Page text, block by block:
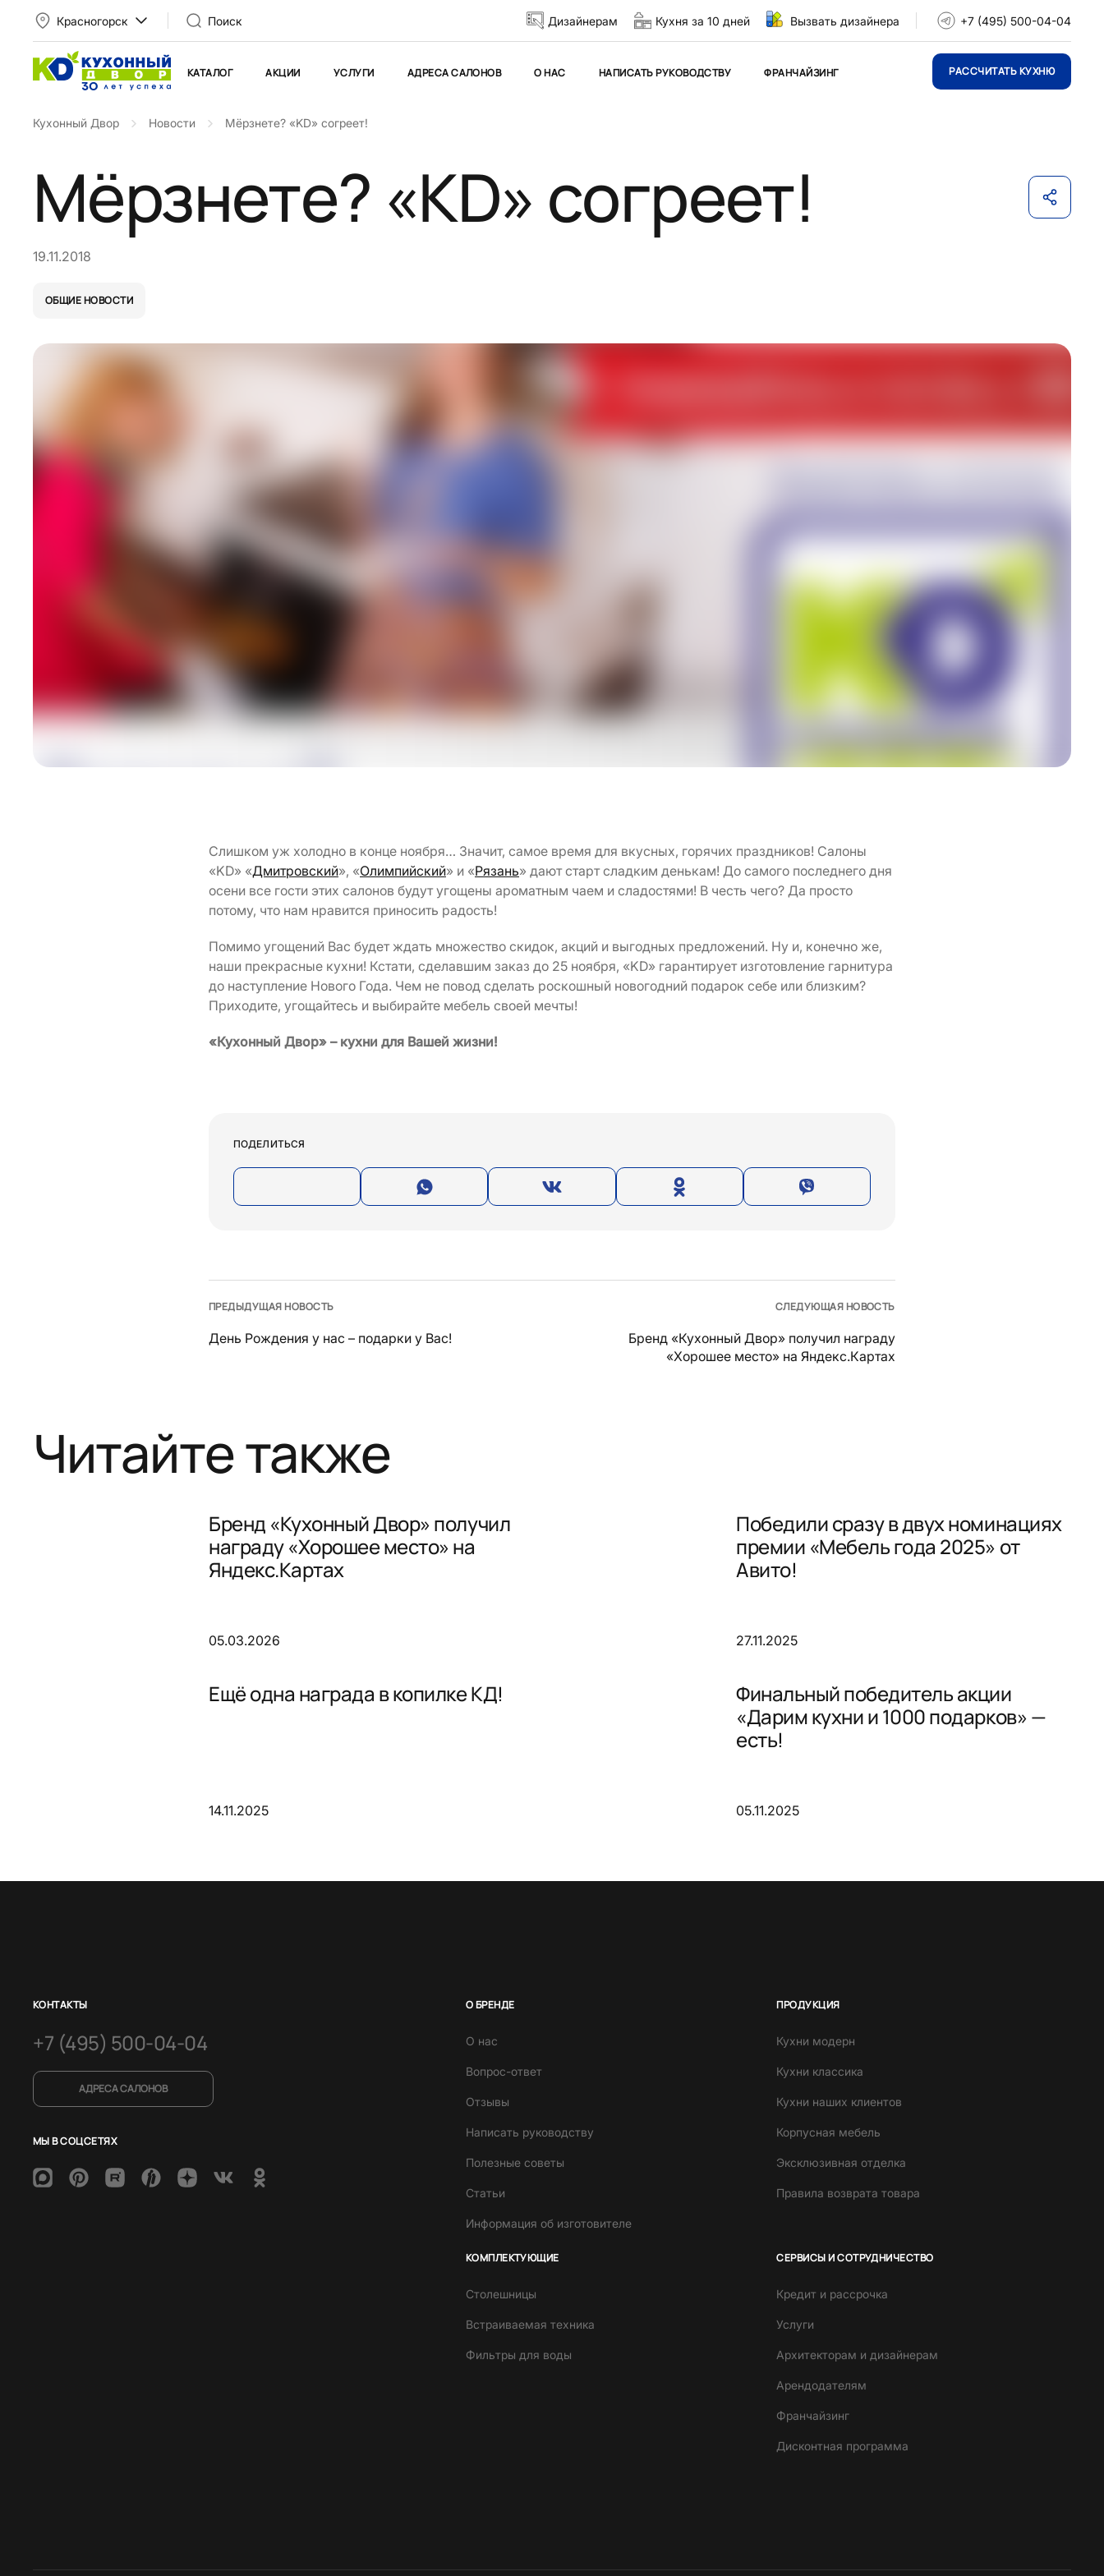
Красногорск Поиск Дизайнерам Кухня за 10 дней Вызвать дизайнера +7 (495) 500-04-04
КАТАЛОГ АКЦИИ УСЛУГИ АДРЕСА САЛОНОВ О НАС НАПИСАТЬ РУКОВОДСТВУ ФРАНЧАЙЗИНГ РАССЧИТАТЬ КУХНЮ
Кухонный Двор Новости Мёрзнете? «KD» согреет!
Мёрзнете? «KD» согреет!
19.11.2018
ОБЩИЕ НОВОСТИ
Слишком уж холодно в конце ноября… Значит, самое время для вкусных, горячих праздников! Салоны
«KD» «Дмитровский», «Олимпийский» и «Рязань» дают старт сладким денькам! До самого последнего дня
осени все гости этих салонов будут угощены ароматным чаем и сладостями! В честь чего? Да просто
потому, что нам нравится приносить радость!
Помимо угощений Вас будет ждать множество скидок, акций и выгодных предложений. Ну и, конечно же,
наши прекрасные кухни! Кстати, сделавшим заказ до 25 ноября, «KD» гарантирует изготовление гарнитура
до наступление Нового Года. Чем не повод сделать роскошный новогодний подарок себе или близким?
Приходите, угощайтесь и выбирайте мебель своей мечты!
«Кухонный Двор» – кухни для Вашей жизни!
ПОДЕЛИТЬСЯ
ПРЕДЫДУЩАЯ НОВОСТЬ
День Рождения у нас – подарки у Вас!
СЛЕДУЮЩАЯ НОВОСТЬ
Бренд «Кухонный Двор» получил награду
«Хорошее место» на Яндекс.Картах
Читайте также
Бренд «Кухонный Двор» получил
награду «Хорошее место» на
Яндекс.Картах
05.03.2026
Победили сразу в двух номинациях
премии «Мебель года 2025» от
Авито!
27.11.2025
Ещё одна награда в копилке КД!
14.11.2025
Финальный победитель акции
«Дарим кухни и 1000 подарков» —
есть!
05.11.2025
КОНТАКТЫ
+7 (495) 500-04-04
АДРЕСА САЛОНОВ
МЫ В СОЦСЕТЯХ
О БРЕНДЕ
О нас
Вопрос-ответ
Отзывы
Написать руководству
Полезные советы
Статьи
Информация об изготовителе
ПРОДУКЦИЯ
Кухни модерн
Кухни классика
Кухни наших клиентов
Корпусная мебель
Эксклюзивная отделка
Правила возврата товара
КОМПЛЕКТУЮЩИЕ
Столешницы
Встраиваемая техника
Фильтры для воды
СЕРВИСЫ И СОТРУДНИЧЕСТВО
Кредит и рассрочка
Услуги
Архитекторам и дизайнерам
Арендодателям
Франчайзинг
Дисконтная программа